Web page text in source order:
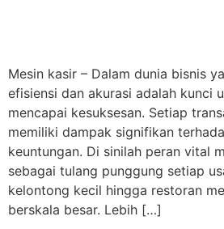
Mesin kasir – Dalam dunia bisnis
efisiensi dan akurasi adalah kunci
mencapai kesuksesan. Setiap
memiliki dampak signifikan
keuntungan. Di sinilah peran vital
sebagai tulang punggung setiap
kelontong kecil hingga restoran
berskala besar. Lebih […]